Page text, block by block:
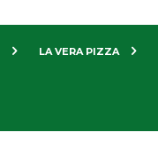
LA VERA PIZZA